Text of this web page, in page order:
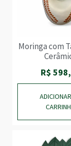
Moringa com
R$